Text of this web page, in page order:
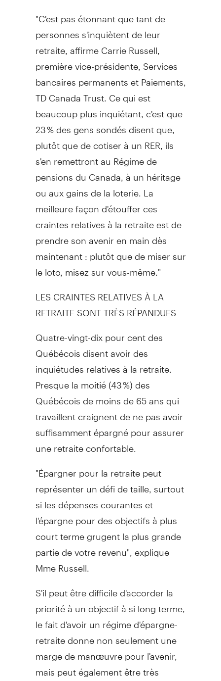
"C'est pas étonnant que tant de
personnes s'inquiètent de leur
retraite, affirme Carrie Russell,
première vice-présidente, Services
bancaires permanents et Paiements,
TD Canada Trust. Ce qui est
beaucoup plus inquiétant, c'est que
23 % des gens sondés disent que,
plutôt que de cotiser à un RER, ils
s'en remettront au Régime de
pensions du Canada, à un héritage
ou aux gains de la loterie. La
meilleure façon d'étouffer ces
craintes relatives à la retraite est de
prendre son avenir en main dès
maintenant : plutôt que de miser sur
le loto, misez sur vous-même."
LES CRAINTES RELATIVES À LA
RETRAITE SONT TRÈS RÉPANDUES
Quatre-vingt-dix pour cent des
Québécois disent avoir des
inquiétudes relatives à la retraite.
Presque la moitié (43 %) des
Québécois de moins de 65 ans qui
travaillent craignent de ne pas avoir
suffisamment épargné pour assurer
une retraite confortable.
"Épargner pour la retraite peut
représenter un défi de taille, surtout
si les dépenses courantes et
l'épargne pour des objectifs à plus
court terme grugent la plus grande
partie de votre revenu", explique
Mme Russell.
S'il peut être difficile d'accorder la
priorité à un objectif à si long terme,
le fait d'avoir un régime d'épargne-
retraite donne non seulement une
marge de manœuvre pour l'avenir,
mais peut également être très